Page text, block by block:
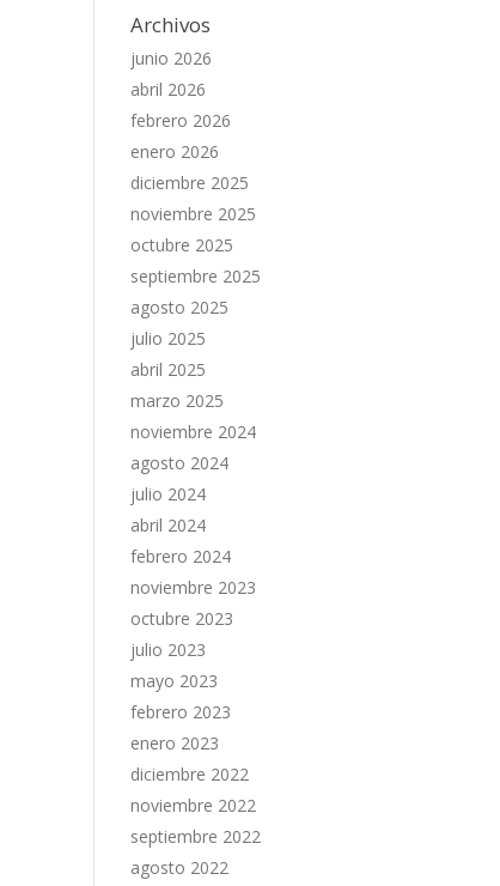
Archivos
junio 2026
abril 2026
febrero 2026
enero 2026
diciembre 2025
noviembre 2025
octubre 2025
septiembre 2025
agosto 2025
julio 2025
abril 2025
marzo 2025
noviembre 2024
agosto 2024
julio 2024
abril 2024
febrero 2024
noviembre 2023
octubre 2023
julio 2023
mayo 2023
febrero 2023
enero 2023
diciembre 2022
noviembre 2022
septiembre 2022
agosto 2022